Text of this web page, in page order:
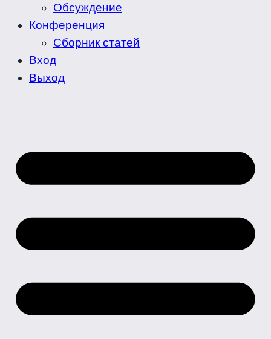
Обсуждение
Конференция
Сборник статей
Вход
Выход